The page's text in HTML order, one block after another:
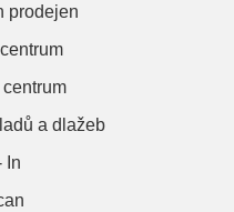
prodejen
a dlažeb
In